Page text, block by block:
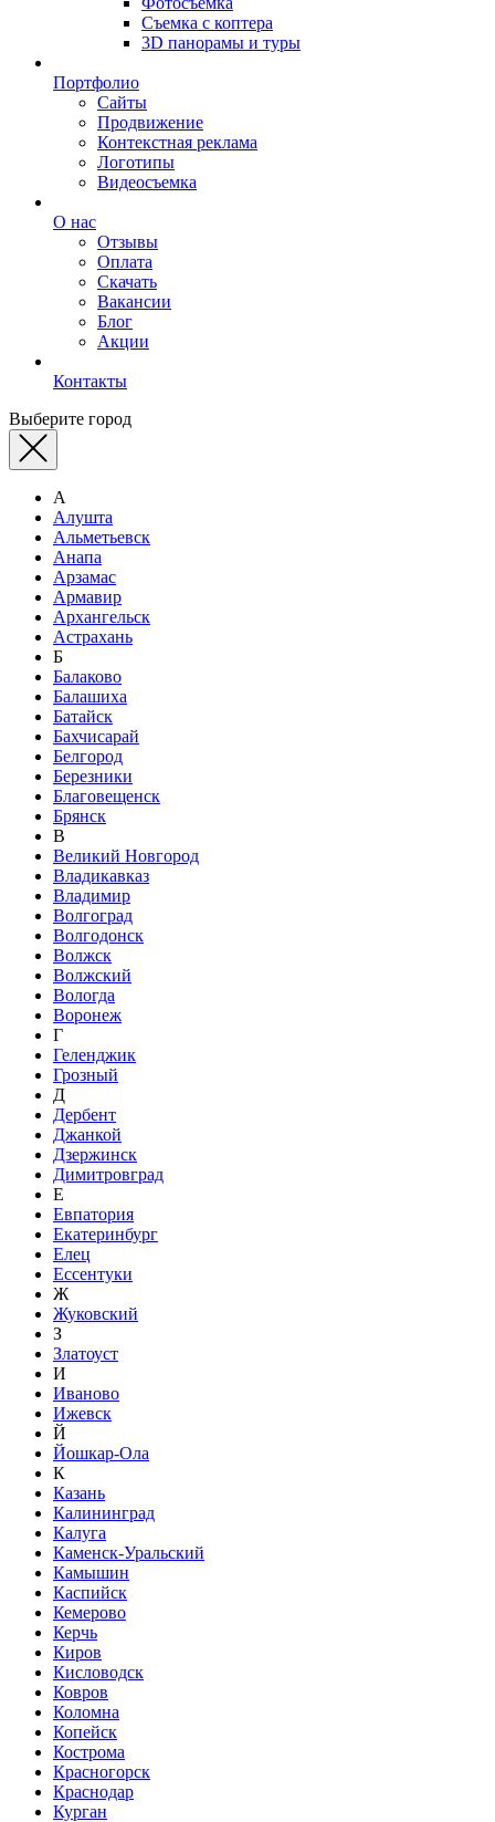
Съемка с коптера
3D панорамы и туры
Портфолио
Сайты
Продвижение
Контекстная реклама
Логотипы
Видеосъемка
О нас
Отзывы
Оплата
Скачать
Вакансии
Блог
Акции
Контакты
Выберите город
А
Алушта
Альметьевск
Анапа
Арзамас
Армавир
Архангельск
Астрахань
Б
Балаково
Балашиха
Батайск
Бахчисарай
Белгород
Березники
Благовещенск
Брянск
В
Великий Новгород
Владикавказ
Владимир
Волгоград
Волгодонск
Волжск
Волжский
Вологда
Воронеж
Г
Геленджик
Грозный
Д
Дербент
Джанкой
Дзержинск
Димитровград
Е
Евпатория
Екатеринбург
Елец
Ессентуки
Ж
Жуковский
З
Златоуст
И
Иваново
Ижевск
Й
Йошкар-Ола
К
Казань
Калининград
Калуга
Каменск-Уральский
Камышин
Каспийск
Кемерово
Керчь
Киров
Кисловодск
Ковров
Коломна
Копейск
Кострома
Красногорск
Краснодар
Курган